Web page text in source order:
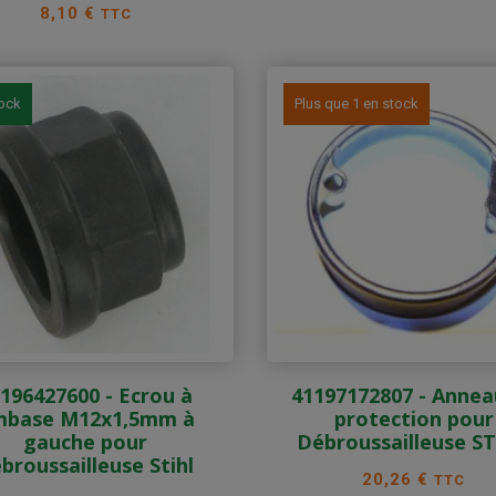
Prix
8,10 € TTC
- Ecrou à
M12x1,5mm à
gauche pour
Stihl
Plus que 1 en stock
41197172807 -
protection pour
Débroussailleuse
Prix
20,26 €TTC